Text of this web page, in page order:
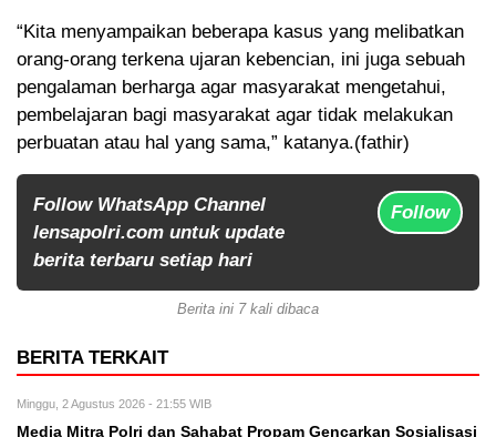
“Kita menyampaikan beberapa kasus yang melibatkan
orang-orang terkena ujaran kebencian, ini juga sebuah
pengalaman berharga agar masyarakat mengetahui,
pembelajaran bagi masyarakat agar tidak melakukan
perbuatan atau hal yang sama,” katanya.(fathir)
Follow WhatsApp Channel
lensapolri.com untuk update
berita terbaru setiap hari
Follow
Berita ini 7 kali dibaca
BERITA TERKAIT
Minggu, 2 Agustus 2026 - 21:55 WIB
Media Mitra Polri dan Sahabat Propam Gencarkan Sosialisasi